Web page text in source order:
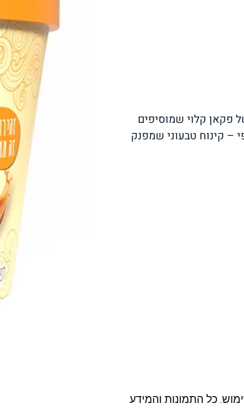
אטריות וקטניות
פקאן קלוי שמוסיפים
– קינוח טבעוני שמפנק
כל התמונות והמידע